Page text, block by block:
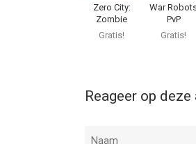
Zero City:
Zombie
Shelter Game
Gratis!
War
PvP
Multiplayer
Gratis!
Reageer op deze